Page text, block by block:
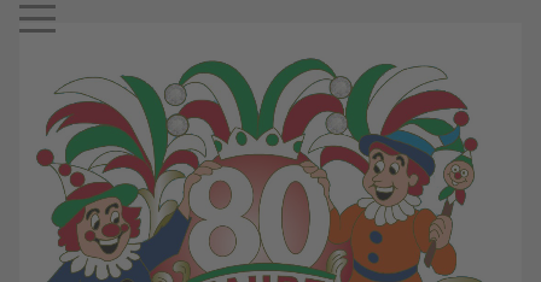
Mobile Menu Toggle